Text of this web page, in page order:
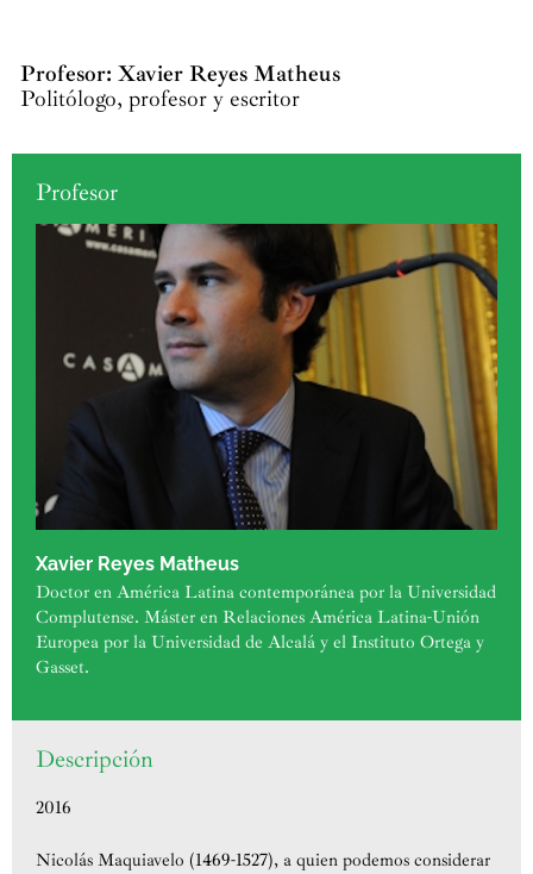
Profesor: Xavier Reyes Matheus
Politólogo, profesor y escritor
Profesor
Xavier Reyes Matheus
Doctor en América Latina contemporánea por la Universidad
Complutense. Máster en Relaciones América Latina-Unión
Europea por la Universidad de Alcalá y el Instituto Ortega y
Gasset.
Descripción
2016
Nicolás Maquiavelo (1469-1527), a quien podemos considerar